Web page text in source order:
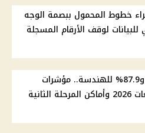
خطوط المحمول ببصمة الوجه
لوقف الأرقام المسجلة
92.8% للطب و87.9% للهندسة.. مؤشرات